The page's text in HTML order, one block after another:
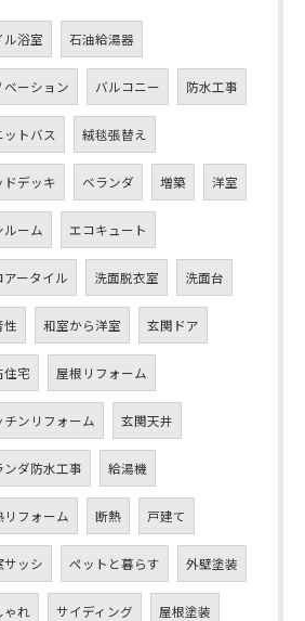
ル浴室 石油給湯器
ベーション バルコニー 防水工事
ットバス 絨毯張替え
ドデッキ ベランダ 増築 洋室
ルーム エコキュート
アータイル 洗面脱衣室 洗面台
性 和室から洋室 玄関ドア
住宅 屋根リフォーム
チンリフォーム 玄関天井
ンダ防水工事 給湯機
リフォーム 断熱 戸建て
サッシ ペットと暮らす 外壁塗装
ゃれ サイディング 屋根塗装